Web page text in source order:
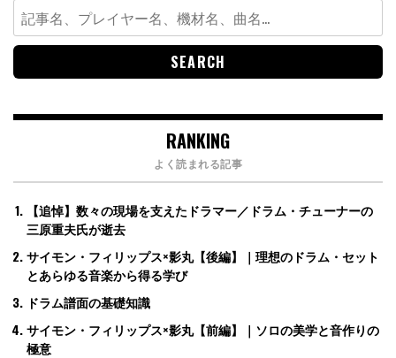
Search
for:
RANKING
よく読まれる記事
【追悼】数々の現場を支えたドラマー／ドラム・チューナーの
三原重夫氏が逝去
サイモン・フィリップス×影丸【後編】｜理想のドラム・セット
とあらゆる音楽から得る学び
ドラム譜面の基礎知識
サイモン・フィリップス×影丸【前編】｜ソロの美学と音作りの
極意